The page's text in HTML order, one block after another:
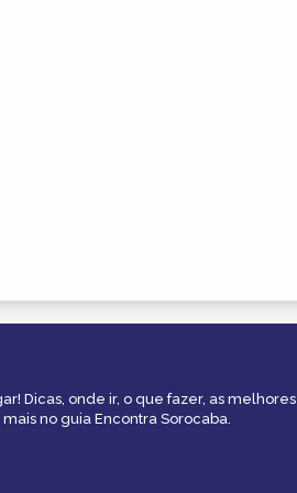
Dicas, onde ir, o que fazer, as melhores
no guia Encontra Sorocaba.